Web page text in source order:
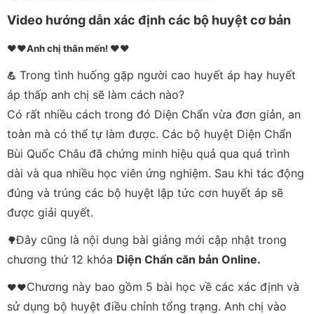
Video hướng dẫn xác định các bộ huyệt cơ bản
♥️♥️Anh chị thân mến! ♥️♥️
💪 Trong tình huống gặp người cao huyết áp hay huyết
áp thấp anh chị sẽ làm cách nào?
Có rất nhiều cách trong đó Diện Chẩn vừa đơn giản, an
toàn mà có thể tự làm được. Các bộ huyệt Diện Chẩn
Bùi Quốc Châu đã chứng minh hiệu quả qua quá trình
dài và qua nhiều học viên ứng nghiệm. Sau khi tác động
đúng và trúng các bộ huyệt lập tức cơn huyết áp sẽ
được giải quyết.
🌳Đây cũng là nội dung bài giảng mới cập nhật trong
chương thứ 12 khóa Diện Chẩn căn bản Online.
♥️♥️Chương này bao gồm 5 bài học về các xác định và
sử dụng bộ huyệt điều chỉnh tổng trạng. Anh chị vào